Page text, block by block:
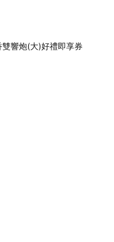
雙響炮(大)好禮即享券